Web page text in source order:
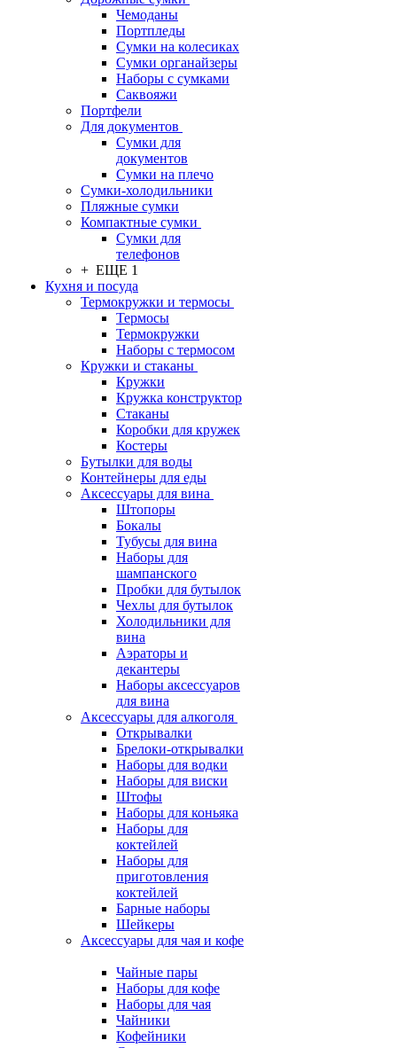
Чемоданы
Портпледы
Сумки на колесиках
Сумки органайзеры
Наборы с сумками
Саквояжи
Портфели
Для документов
Сумки для
документов
Сумки на плечо
Сумки-холодильники
Пляжные сумки
Компактные сумки
Сумки для
телефонов
+ ЕЩЕ 1
Кухня и посуда
Термокружки и термосы
Термосы
Термокружки
Наборы с термосом
Кружки и стаканы
Кружки
Кружка конструктор
Стаканы
Коробки для кружек
Костеры
Бутылки для воды
Контейнеры для еды
Аксессуары для вина
Штопоры
Бокалы
Тубусы для вина
Наборы для
шампанского
Пробки для бутылок
Чехлы для бутылок
Холодильники для
вина
Аэраторы и
декантеры
Наборы аксессуаров
для вина
Аксессуары для алкоголя
Открывалки
Брелоки-открывалки
Наборы для водки
Наборы для виски
Штофы
Наборы для коньяка
Наборы для
коктейлей
Наборы для
приготовления
коктейлей
Барные наборы
Шейкеры
Аксессуары для чая и кофе
Чайные пары
Наборы для кофе
Наборы для чая
Чайники
Кофейники